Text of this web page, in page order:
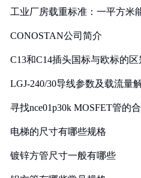
工业厂房载重标准：一平方米
CONOSTAN公司简介
C13和C14插头国标与欧标的
LGJ-240/30导线参数及载流量
寻找nce01p30k MOSFET管的
电梯的尺寸有哪些规格
镀锌方管尺寸一般有哪些